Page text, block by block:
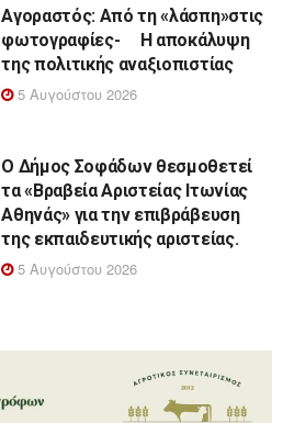
Αγοραστός: Από τη «λάσπη»στις
φωτογραφίες- Η αποκάλυψη
της πολιτικής αναξιοπιστίας
5 Αυγούστου 2026
Ο Δήμος Σοφάδων θεσμοθετεί
τα «Βραβεία Αριστείας Ιτωνίας
Αθηνάς» για την επιβράβευση
της εκπαιδευτικής αριστείας.
5 Αυγούστου 2026